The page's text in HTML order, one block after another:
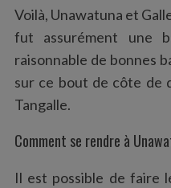
Voilà, Unawatuna et
fut assurément une
raisonnable de bonnes
sur ce bout de côte de
Tangalle.
Comment se rendre à
Il est possible de faire